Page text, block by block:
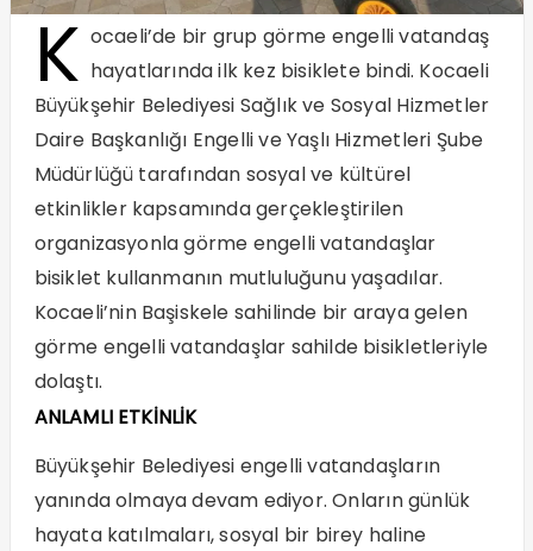
K ocaeli’de bir grup görme engelli vatandaş
hayatlarında ilk kez bisiklete bindi. Kocaeli
Büyükşehir Belediyesi Sağlık ve Sosyal Hizmetler
Daire Başkanlığı Engelli ve Yaşlı Hizmetleri Şube
Müdürlüğü tarafından sosyal ve kültürel
etkinlikler kapsamında gerçekleştirilen
organizasyonla görme engelli vatandaşlar
bisiklet kullanmanın mutluluğunu yaşadılar.
Kocaeli’nin Başiskele sahilinde bir araya gelen
görme engelli vatandaşlar sahilde bisikletleriyle
dolaştı.
ANLAMLI ETKİNLİK
Büyükşehir Belediyesi engelli vatandaşların
yanında olmaya devam ediyor. Onların günlük
hayata katılmaları, sosyal bir birey haline